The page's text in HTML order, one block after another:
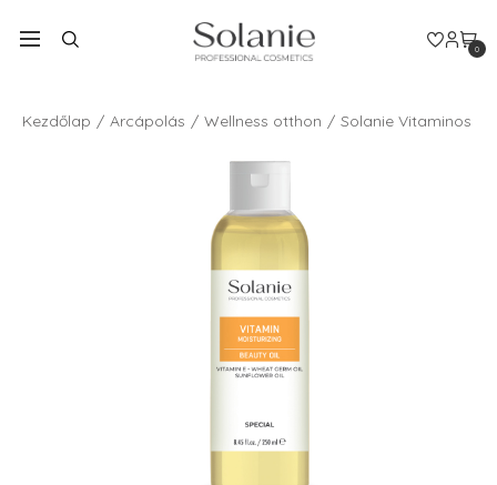
0
Kezdőlap Arcápolás Wellness otthon Solanie Vitaminos